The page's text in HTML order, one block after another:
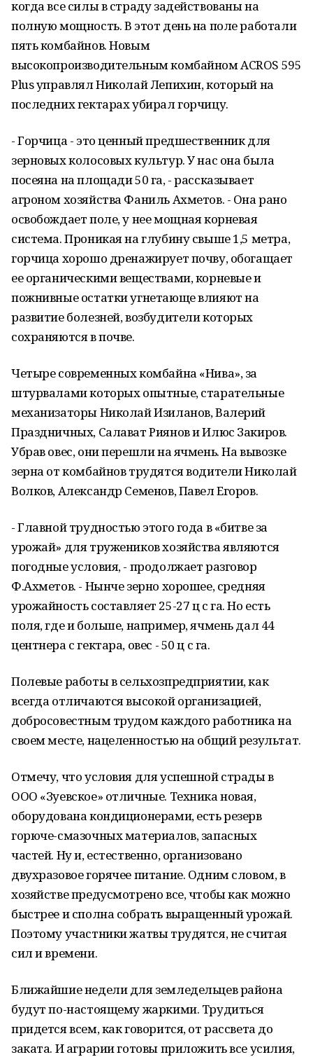
когда все силы в страду задействованы на
полную мощность. В этот день на поле работали
пять комбайнов. Новым
высокопроизводительным комбайном ACROS 595
Plus управлял Николай Лепихин, который на
последних гектарах убирал горчицу.
- Горчица - это ценный предшественник для
зерновых колосовых культур. У нас она была
посеяна на площади 50 га, - рассказывает
агроном хозяйства Фаниль Ахметов. - Она рано
освобождает поле, у нее мощная корневая
система. Проникая на глубину свыше 1,5 метра,
горчица хорошо дренажирует почву, обогащает
ее органическими веществами, корневые и
пожнивные остатки угнетающе влияют на
развитие болезней, возбудители которых
сохраняются в почве.
Четыре современных комбайна «Нива», за
штурвалами которых опытные, старательные
механизаторы Николай Изиланов, Валерий
Праздничных, Салават Риянов и Илюс Закиров.
Убрав овес, они перешли на ячмень. На вывозке
зерна от комбайнов трудятся водители Николай
Волков, Александр Семенов, Павел Егоров.
- Главной трудностью этого года в «битве за
урожай» для тружеников хозяйства являются
погодные условия, - продолжает разговор
Ф.Ахметов. - Нынче зерно хорошее, средняя
урожайность составляет 25-27 ц с га. Но есть
поля, где и больше, например, ячмень дал 44
центнера с гектара, овес - 50 ц с га.
Полевые работы в сельхозпредприятии, как
всегда отличаются высокой организацией,
добросовестным трудом каждого работника на
своем месте, нацеленностью на общий результат.
Отмечу, что условия для успешной страды в
ООО «Зуевское» отличные. Техника новая,
оборудована кондиционерами, есть резерв
горюче-смазочных материалов, запасных
частей. Ну и, естественно, организовано
двухразовое горячее питание. Одним словом, в
хозяйстве предусмотрено все, чтобы как можно
быстрее и сполна собрать выращенный урожай.
Поэтому участники жатвы трудятся, не считая
сил и времени.
Ближайшие недели для земледельцев района
будут по-настоящему жаркими. Трудиться
придется всем, как говорится, от рассвета до
заката. И аграрии готовы приложить все усилия,